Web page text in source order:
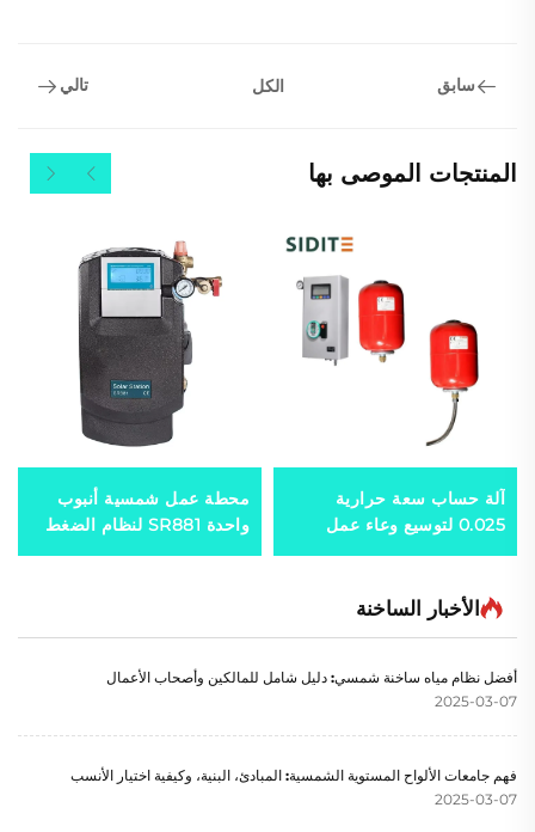
سابق الكل تالي
المنتجات الموصى بها
آلة حساب سعة حرارية
0.025 لتوسيع وعاء عمل
تسخين شمسي خارجي
من البلاستيك
محطة عمل شمسية أنبوب
واحدة SR881 لنظام الضغط
المنقسم
الأخبار الساخنة
أفضل نظام مياه ساخنة شمسي: دليل شامل للمالكين وأصحاب الأعمال
2025-03-07
فهم جامعات الألواح المستوية الشمسية: المبادئ، البنية، وكيفية اختيار الأنسب
2025-03-07